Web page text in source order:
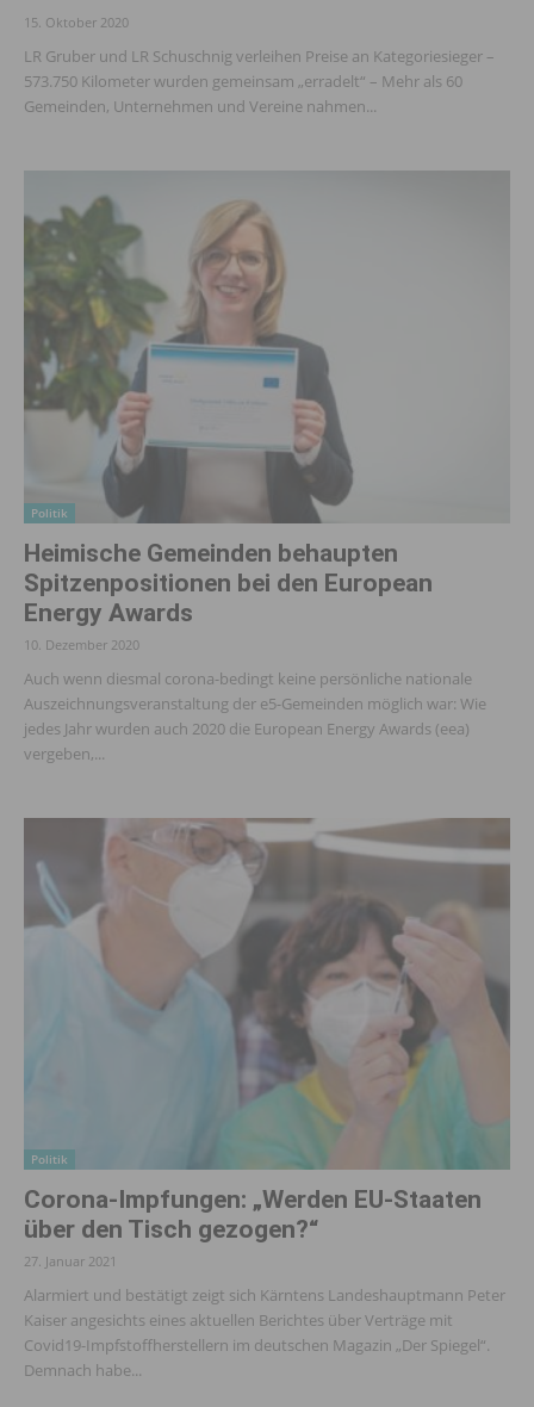
15. Oktober 2020
LR Gruber und LR Schuschnig verleihen Preise an Kategoriesieger –
573.750 Kilometer wurden gemeinsam „erradelt“ – Mehr als 60
Gemeinden, Unternehmen und Vereine nahmen...
Politik
Heimische Gemeinden behaupten
Spitzenpositionen bei den European
Energy Awards
10. Dezember 2020
Auch wenn diesmal corona-bedingt keine persönliche nationale
Auszeichnungsveranstaltung der e5-Gemeinden möglich war: Wie
jedes Jahr wurden auch 2020 die European Energy Awards (eea)
vergeben,...
Politik
Corona-Impfungen: „Werden EU-Staaten
über den Tisch gezogen?“
27. Januar 2021
Alarmiert und bestätigt zeigt sich Kärntens Landeshauptmann Peter
Kaiser angesichts eines aktuellen Berichtes über Verträge mit
Covid19-Impfstoffherstellern im deutschen Magazin „Der Spiegel“.
Demnach habe...